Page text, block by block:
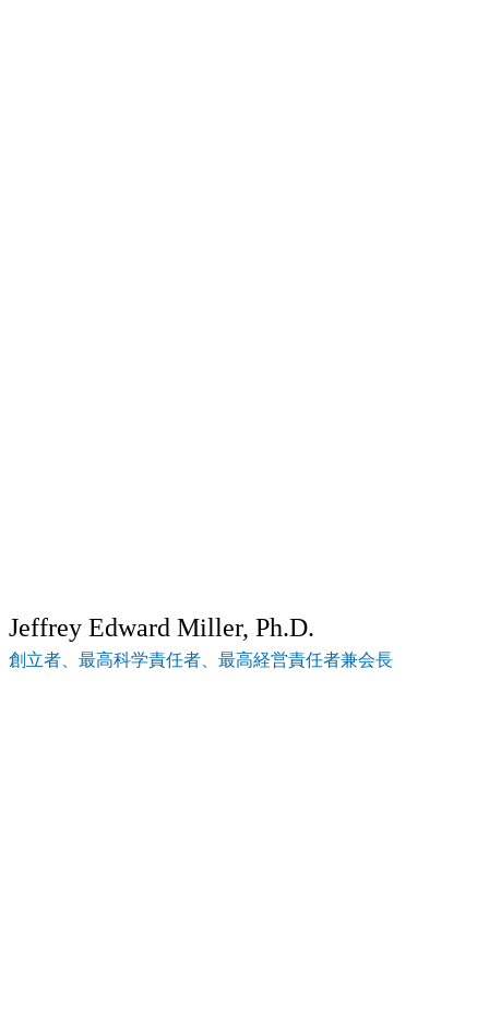
Jeffrey Edward Miller, Ph.D.
創立者、最高科学責任者、最高経営責任者兼会長